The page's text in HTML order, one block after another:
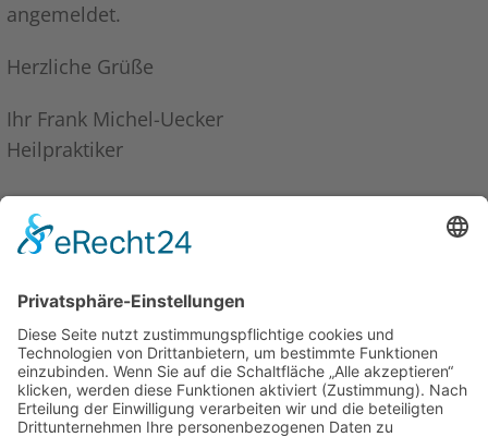
angemeldet.
Herzliche Grüße
Ihr Frank Michel-Uecker
Heilpraktiker
Kontakt
Rechtlicher Hinweis/Disclaimer
Impressum
Datenschutzerklärung